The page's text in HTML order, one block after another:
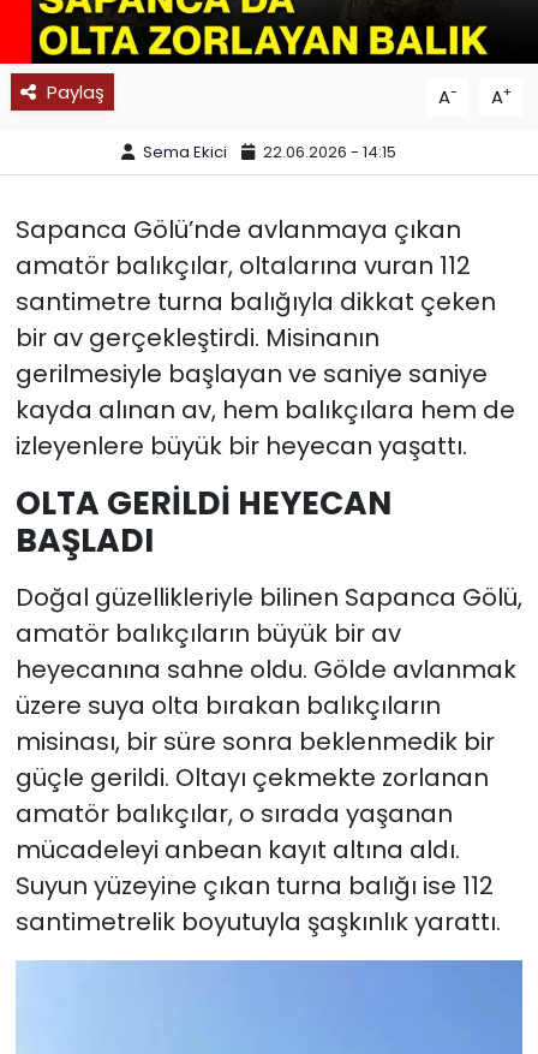
Paylaş A- A+
Sema Ekici 22.06.2026 - 14:15
Sapanca Gölü’nde avlanmaya çıkan
amatör balıkçılar, oltalarına vuran 112
santimetre turna balığıyla dikkat çeken
bir av gerçekleştirdi. Misinanın
gerilmesiyle başlayan ve saniye saniye
kayda alınan av, hem balıkçılara hem de
izleyenlere büyük bir heyecan yaşattı.
OLTA GERİLDİ HEYECAN
BAŞLADI
Doğal güzellikleriyle bilinen Sapanca Gölü,
amatör balıkçıların büyük bir av
heyecanına sahne oldu. Gölde avlanmak
üzere suya olta bırakan balıkçıların
misinası, bir süre sonra beklenmedik bir
güçle gerildi. Oltayı çekmekte zorlanan
amatör balıkçılar, o sırada yaşanan
mücadeleyi anbean kayıt altına aldı.
Suyun yüzeyine çıkan turna balığı ise 112
santimetrelik boyutuyla şaşkınlık yarattı.